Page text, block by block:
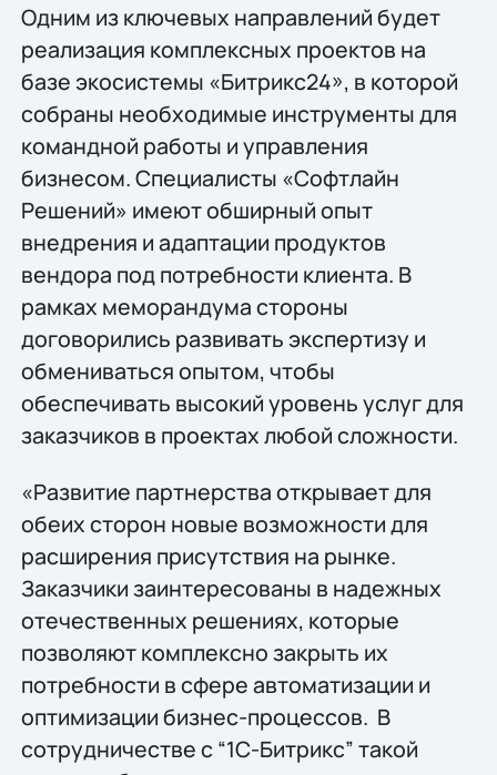
Одним из ключевых направлений будет
реализация комплексных проектов на
базе экосистемы «Битрикс24», в которой
собраны необходимые инструменты для
командной работы и управления
бизнесом. Специалисты «Софтлайн
Решений» имеют обширный опыт
внедрения и адаптации продуктов
вендора под потребности клиента. В
рамках меморандума стороны
договорились развивать экспертизу и
обмениваться опытом, чтобы
обеспечивать высокий уровень услуг для
заказчиков в проектах любой сложности.
«Развитие партнерства открывает для
обеих сторон новые возможности для
расширения присутствия на рынке.
Заказчики заинтересованы в надежных
отечественных решениях, которые
позволяют комплексно закрыть их
потребности в сфере автоматизации и
оптимизации бизнес-процессов. В
сотрудничестве с “1С-Битрикс” такой